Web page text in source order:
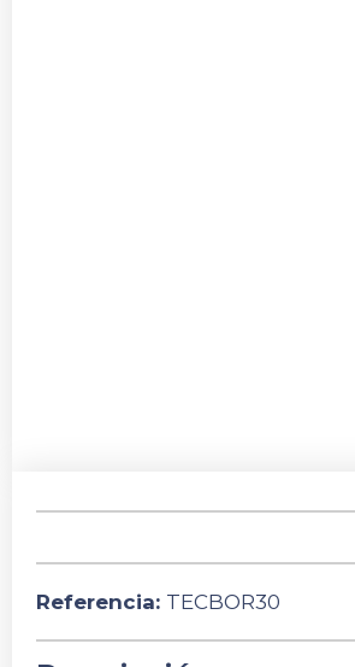
Referencia: TECBOR30